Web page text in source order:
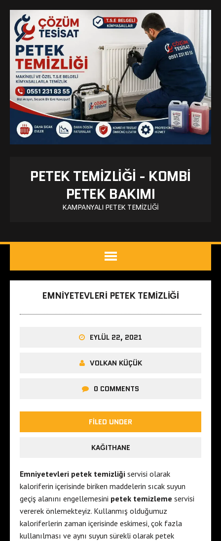
PETEK TEMIZLIĞI - KOMBI
PETEK BAKIMI
KAMPANYALI PETEK TEMIZLIĞI
EMNIYETEVLERI PETEK TEMIZLIĞI
EYLÜL 22, 2021
VOLKAN KÜÇÜK
0 COMMENTS
FILED UNDER
KAĞITHANE
Emniyetevleri petek temizliği servisi olarak
kaloriferin içerisinde biriken maddelerin sıcak suyun
geçiş alanını engellemesini petek temizleme servisi
vererek önlemekteyiz. Kullanmış olduğumuz
kaloriferlerin zaman içerisinde eskimesi, çok fazla
kullanılması ve aynı suyun sürekli olarak petek